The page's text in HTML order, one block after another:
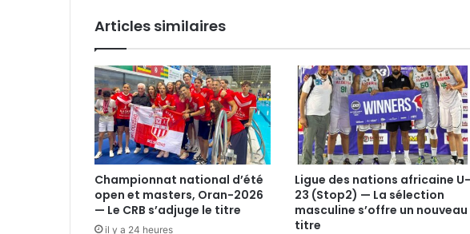
Articles similaires
Championnat national d’été
open et masters, Oran-2026
— Le CRB s’adjuge le titre
il y a 24 heures
Ligue des nations africaine U-
23 (Stop2) — La sélection
masculine s’offre un nouveau
titre